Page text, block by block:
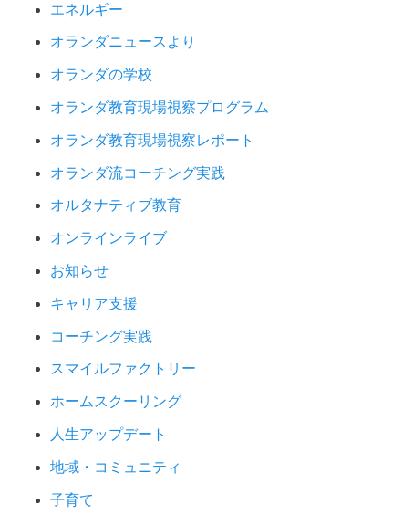
エネルギー
オランダニュースより
オランダの学校
オランダ教育現場視察プログラム
オランダ教育現場視察レポート
オランダ流コーチング実践
オルタナティブ教育
オンラインライブ
お知らせ
キャリア支援
コーチング実践
スマイルファクトリー
ホームスクーリング
人生アップデート
地域・コミュニティ
子育て